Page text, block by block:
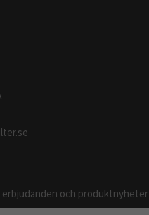
erbjudanden och produktnyheter